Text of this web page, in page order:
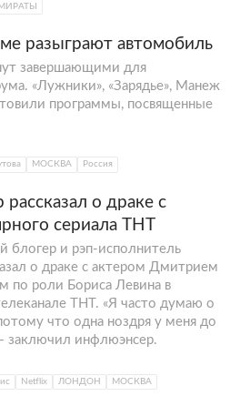
разыграют автомобиль
завершающими для
«Лужники», «Зарядье», Манеж
программы, посвященные
МОСКВА Россия
рассказал о драке с
сериала ТНТ
блогер и рэп-исполнитель
о драке с актером Дмитрием
по роли Бориса Левина в
ТНТ. «Я часто думаю о
что одна ноздря у меня до
заключил инфлюэнсер.
Netflix ЛОНДОН МОСКВА